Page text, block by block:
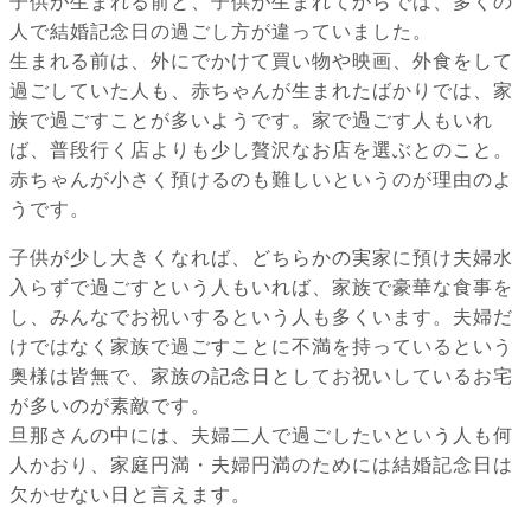
人で結婚記念日の過ごし方が違っていました。
生まれる前は、外にでかけて買い物や映画、外食をして
過ごしていた人も、赤ちゃんが生まれたばかりでは、家
族で過ごすことが多いようです。家で過ごす人もいれ
ば、普段行く店よりも少し贅沢なお店を選ぶとのこと。
赤ちゃんが小さく預けるのも難しいというのが理由のよ
うです。
子供が少し大きくなれば、どちらかの実家に預け夫婦水
入らずで過ごすという人もいれば、家族で豪華な食事を
し、みんなでお祝いするという人も多くいます。夫婦だ
けではなく家族で過ごすことに不満を持っているという
奥様は皆無で、家族の記念日としてお祝いしているお宅
が多いのが素敵です。
旦那さんの中には、夫婦二人で過ごしたいという人も何
人かおり、家庭円満・夫婦円満のためには結婚記念日は
欠かせない日と言えます。